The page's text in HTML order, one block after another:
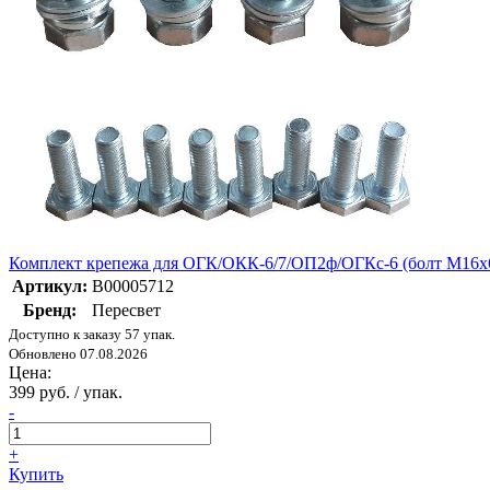
Комплект крепежа для ОГК/ОКК-6/7/ОП2ф/ОГКс-6 (болт
Артикул: В00005712
Бренд:
Пересвет
Доступно к заказу 57 упак.
Обновлено 07.08.2026
Цена:
399 руб. / упак.
-
+
Купить